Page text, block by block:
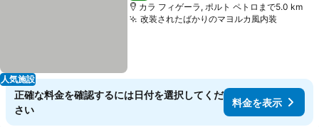
人気施設
カラ フィゲーラ, ポルト ペトロまで5.0 km
改装されたばかりのマヨルカ風内装
正確な料金を確認するには日付を選択してくだ
さい
料金を表示